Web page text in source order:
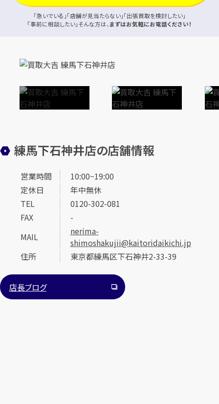
カンタン無料
「急いでいる」「店舗が見当たらない」「出張買取を検討したい」
「事前に相談したい」そんな方は、 まずはお気軽にお電話ください！
練馬下石神井店の店舗情報
営業時間
10:00~19:00
定休日
年中無休
TEL
0120-302-081
FAX
-
MAIL
nerima-
shimoshakujii@kaitoridaikichi.jp
住所
東京都練馬区下石神井2-33-39
店長ブログ